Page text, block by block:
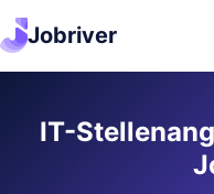
Jobriver
IT-